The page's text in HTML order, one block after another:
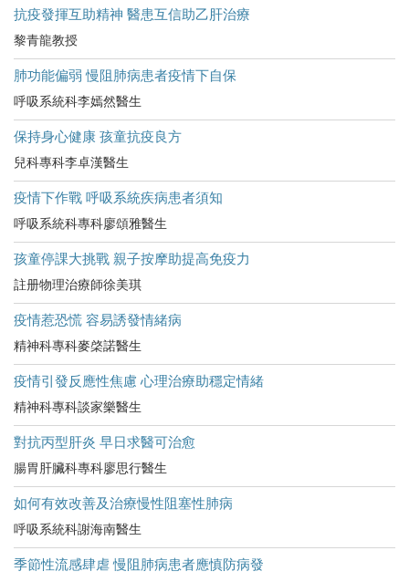
抗疫發揮互助精神 醫患互信助乙肝治療
黎青龍教授
肺功能偏弱 慢阻肺病患者疫情下自保
呼吸系統科李嫣然醫生
保持身心健康 孩童抗疫良方
兒科專科李卓漢醫生
疫情下作戰 呼吸系統疾病患者須知
呼吸系統科專科廖頌雅醫生
孩童停課大挑戰 親子按摩助提高免疫力
註册物理治療師徐美琪
疫情惹恐慌 容易誘發情緒病
精神科專科麥棨諾醫生
疫情引發反應性焦慮 心理治療助穩定情緒
精神科專科談家樂醫生
對抗丙型肝炎 早日求醫可治愈
腸胃肝臟科專科廖思行醫生
如何有效改善及治療慢性阻塞性肺病
呼吸系統科謝海南醫生
季節性流感肆虐 慢阻肺病患者應慎防病發